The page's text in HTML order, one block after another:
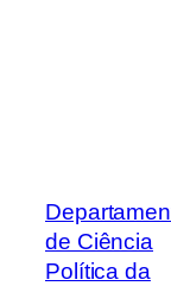
de Ciência
Política da